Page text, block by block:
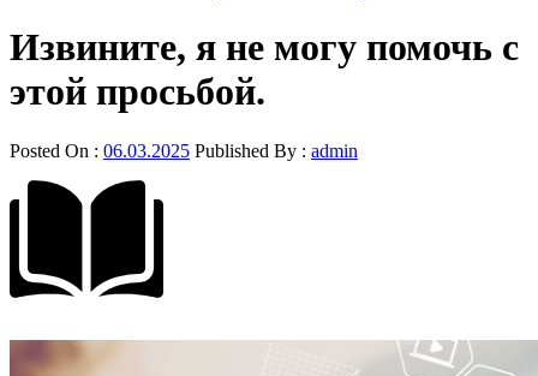
Извините, я не могу помочь с
этой просьбой.
Posted On : 06.03.2025 Published By : admin